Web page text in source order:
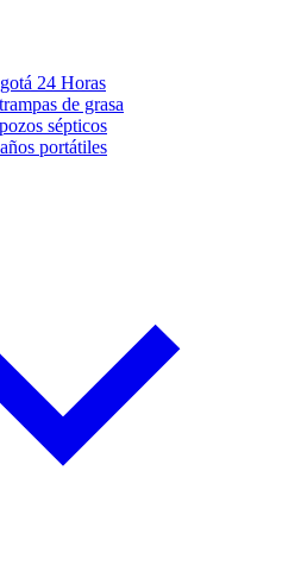
24 Horas
de grasa
sépticos
portátiles